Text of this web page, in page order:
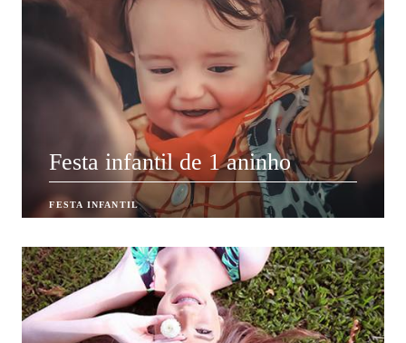
Festa infantil de 1 aninho
FESTA INFANTIL